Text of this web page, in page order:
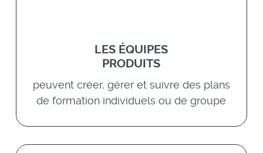
LES ÉQUIPES
PRODUITS
peuvent créer, gérer et suivre des plans
de formation individuels ou de groupe